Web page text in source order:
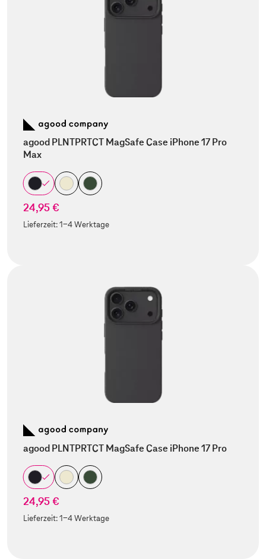
agood PLNTPRTCT MagSafe Case iPhone 17 Pro
Max
24,95 €
Lieferzeit:1-4 Werktage
agood PLNTPRTCT MagSafe Case iPhone 17 Pro
24,95 €
Lieferzeit:1-4 Werktage